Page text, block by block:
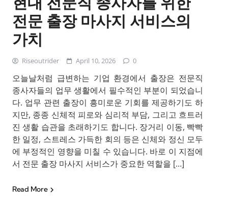
전문 출장 마사지 서비스의
가치
Riseoutrider April 10, 2026 0
오늘날처럼 급변하는 기업 환경에서 출장은 전문직
종사자들의 업무 생활에서 필수적인 부분이 되었습니
다. 업무 관련 출장이 흥미로운 기회를 제공하기도 하
지만, 종종 신체적 피로와 심리적 부담, 그리고 흐트러
진 생활 습관을 초래하기도 합니다. 장거리 이동, 빡빡
한 일정, 스트레스 가득한 회의 등은 신체와 정신 모두
에 부정적인 영향을 미칠 수 있습니다. 바로 이 지점에
서 전문 출장 마사지 서비스가 중요한 역할을 […]
Read More